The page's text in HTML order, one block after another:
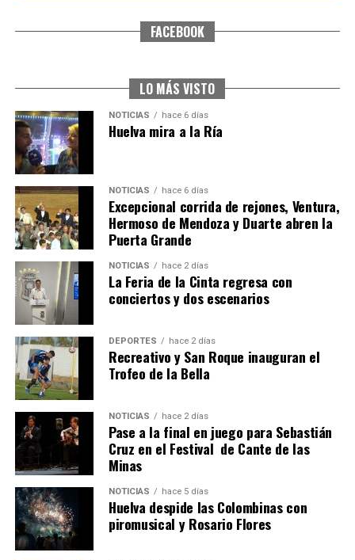
SEXTA CORRIDA DE LAS FIESTAS COLOMBINAS
6º DÍA DE LAS FIESTAS COLOMBINAS 2026
hace 5 días Huelvatv
QUINTA CORRIDA DE LAS FIESTAS COLOMBINAS
2026
hace 6 días· Huelvatv
FACEBOOK
LO MÁS VISTO
NOTICIAS hace 6 días
Huelva mira a la Ría
NOTICIAS hace 6 días
Excepcional corrida de rejones, Ventura,
Hermoso de Mendoza y Duarte abren la
Puerta Grande
NOTICIAS hace 2 días
La Feria de la Cinta regresa con
conciertos y dos escenarios
DEPORTES hace 2 días
Recreativo y San Roque inauguran el
Trofeo de la Bella
NOTICIAS hace 2 días
Pase a la final en juego para Sebastián
Cruz en el Festival de Cante de las
Minas
NOTICIAS hace 5 días
Huelva despide las Colombinas con
piromusical y Rosario Flores